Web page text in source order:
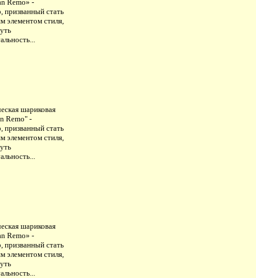
Remo» -
призванный стать
элементом стиля,
шариковая
Remo" -
призванный стать
элементом стиля,
шариковая
Remo» -
призванный стать
элементом стиля,